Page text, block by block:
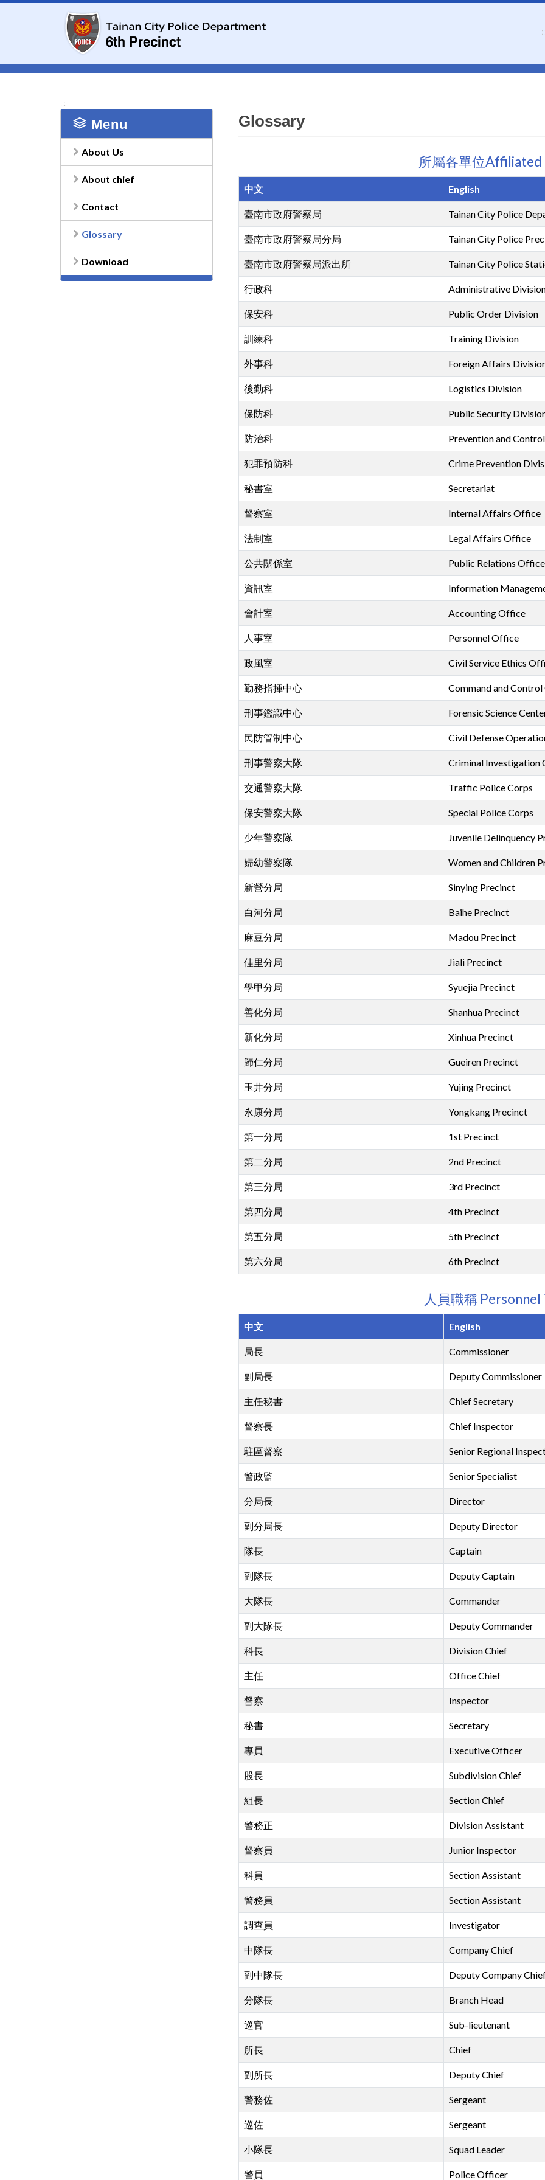
To
area
:::
Menu
About Us
About chief
Contact
Glossary
Download
Glossary
所屬各單位Affiliated
中文 English
臺南市政府警察局 Tainan City Police
臺南市政府警察局分局 Tainan City Police
臺南市政府警察局派出所 Tainan City Police
行政科 Administrative
保安科 Public Order Division
訓練科 Training Division
外事科 Foreign Affairs
後勤科 Logistics Division
保防科 Public Security
防治科 Prevention and
犯罪預防科 Crime Prevention
秘書室 Secretariat
督察室 Internal Affairs Office
法制室 Legal Affairs Office
公共關係室 Public Relations Office
資訊室 Information
會計室 Accounting Office
人事室 Personnel Office
政風室 Civil Service Ethics
勤務指揮中心 Command and Control
刑事鑑識中心 Forensic Science
民防管制中心 Civil Defense
刑事警察大隊 Criminal Investigation
交通警察大隊 Traffic Police Corps
保安警察大隊 Special Police Corps
少年警察隊 Juvenile Delinquency
婦幼警察隊 Women and Children
新營分局 Sinying Precinct
白河分局 Baihe Precinct
麻豆分局 Madou Precinct
佳里分局 Jiali Precinct
學甲分局 Syuejia Precinct
善化分局 Shanhua Precinct
新化分局 Xinhua Precinct
歸仁分局 Gueiren Precinct
玉井分局 Yujing Precinct
永康分局 Yongkang Precinct
第一分局 1st Precinct
第二分局 2nd Precinct
第三分局 3rd Precinct
第四分局 4th Precinct
第五分局 5th Precinct
第六分局 6th Precinct
人員職稱
中文 English
局長 Commissioner
副局長 Deputy Commissioner
主任秘書 Chief Secretary
督察長 Chief Inspector
駐區督察 Senior Regional
警政監 Senior Specialist
分局長 Director
副分局長 Deputy Director
隊長 Captain
副隊長 Deputy Captain
大隊長 Commander
副大隊長 Deputy Commander
科長 Division Chief
主任 Office Chief
督察 Inspector
秘書 Secretary
專員 Executive Officer
股長 Subdivision Chief
組長 Section Chief
警務正 Division Assistant
督察員 Junior Inspector
科員 Section Assistant
警務員 Section Assistant
調查員 Investigator
中隊長 Company Chief
副中隊長 Deputy Company
分隊長 Branch Head
巡官 Sub-lieutenant
所長 Chief
副所長 Deputy Chief
警務佐 Sergeant
巡佐 Sergeant
小隊長 Squad Leader
警員 Police Officer